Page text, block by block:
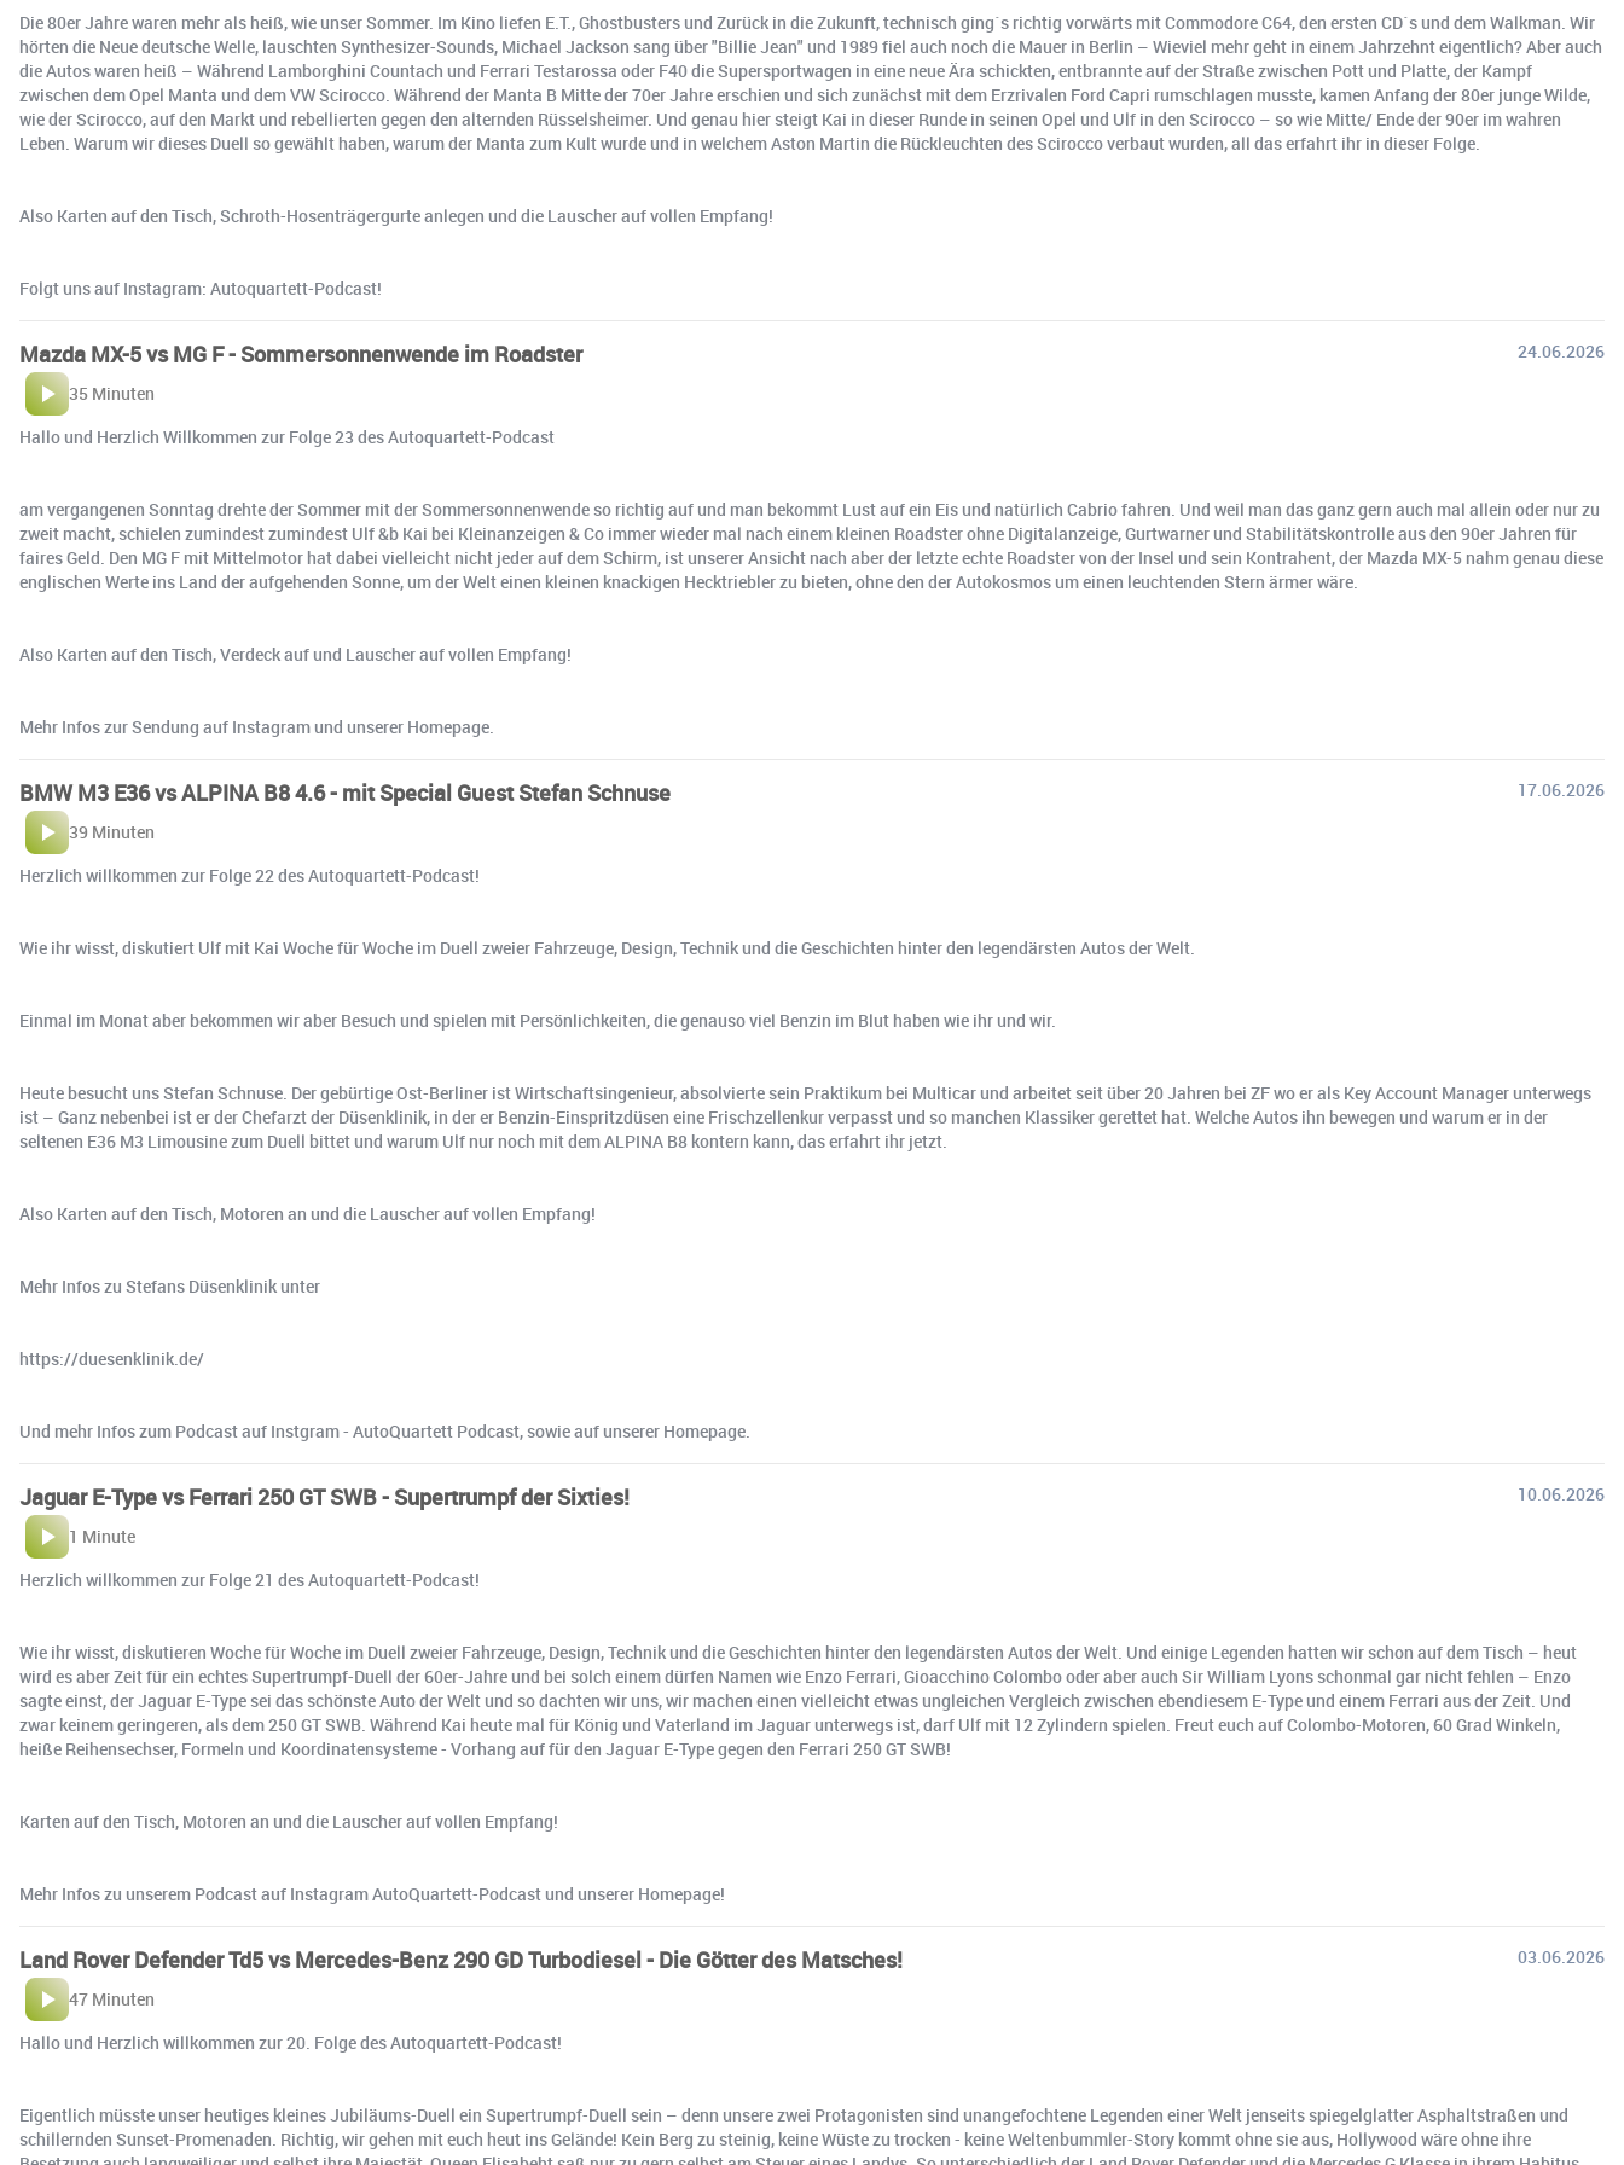
Die 80er Jahre waren mehr als heiß, wie unser Sommer. Im Kino liefen E.T., Ghostbusters und Zurück in die Zukunft, technisch ging´s richtig vorwärts mit Commodore C64, den ersten CD´s und dem Walkman. Wir
hörten die Neue deutsche Welle, lauschten Synthesizer-Sounds, Michael Jackson sang über "Billie Jean" und 1989 fiel auch noch die Mauer in Berlin – Wieviel mehr geht in einem Jahrzehnt eigentlich? Aber auch
die Autos waren heiß – Während Lamborghini Countach und Ferrari Testarossa oder F40 die Supersportwagen in eine neue Ära schickten, entbrannte auf der Straße zwischen Pott und Platte, der Kampf
zwischen dem Opel Manta und dem VW Scirocco. Während der Manta B Mitte der 70er Jahre erschien und sich zunächst mit dem Erzrivalen Ford Capri rumschlagen musste, kamen Anfang der 80er junge Wilde,
wie der Scirocco, auf den Markt und rebellierten gegen den alternden Rüsselsheimer. Und genau hier steigt Kai in dieser Runde in seinen Opel und Ulf in den Scirocco – so wie Mitte/ Ende der 90er im wahren
Leben. Warum wir dieses Duell so gewählt haben, warum der Manta zum Kult wurde und in welchem Aston Martin die Rückleuchten des Scirocco verbaut wurden, all das erfahrt ihr in dieser Folge.
Also Karten auf den Tisch, Schroth-Hosenträgergurte anlegen und die Lauscher auf vollen Empfang!
Folgt uns auf Instagram: Autoquartett-Podcast!
Mazda MX-5 vs MG F - Sommersonnenwende im Roadster
24.06.2026
35 Minuten
Hallo und Herzlich Willkommen zur Folge 23 des Autoquartett-Podcast
am vergangenen Sonntag drehte der Sommer mit der Sommersonnenwende so richtig auf und man bekommt Lust auf ein Eis und natürlich Cabrio fahren. Und weil man das ganz gern auch mal allein oder nur zu
zweit macht, schielen zumindest zumindest Ulf &b Kai bei Kleinanzeigen & Co immer wieder mal nach einem kleinen Roadster ohne Digitalanzeige, Gurtwarner und Stabilitätskontrolle aus den 90er Jahren für
faires Geld. Den MG F mit Mittelmotor hat dabei vielleicht nicht jeder auf dem Schirm, ist unserer Ansicht nach aber der letzte echte Roadster von der Insel und sein Kontrahent, der Mazda MX-5 nahm genau diese
englischen Werte ins Land der aufgehenden Sonne, um der Welt einen kleinen knackigen Hecktriebler zu bieten, ohne den der Autokosmos um einen leuchtenden Stern ärmer wäre.
Also Karten auf den Tisch, Verdeck auf und Lauscher auf vollen Empfang!
Mehr Infos zur Sendung auf Instagram und unserer Homepage.
BMW M3 E36 vs ALPINA B8 4.6 - mit Special Guest Stefan Schnuse
17.06.2026
39 Minuten
Herzlich willkommen zur Folge 22 des Autoquartett-Podcast!
Wie ihr wisst, diskutiert Ulf mit Kai Woche für Woche im Duell zweier Fahrzeuge, Design, Technik und die Geschichten hinter den legendärsten Autos der Welt.
Einmal im Monat aber bekommen wir aber Besuch und spielen mit Persönlichkeiten, die genauso viel Benzin im Blut haben wie ihr und wir.
Heute besucht uns Stefan Schnuse. Der gebürtige Ost-Berliner ist Wirtschaftsingenieur, absolvierte sein Praktikum bei Multicar und arbeitet seit über 20 Jahren bei ZF wo er als Key Account Manager unterwegs
ist – Ganz nebenbei ist er der Chefarzt der Düsenklinik, in der er Benzin-Einspritzdüsen eine Frischzellenkur verpasst und so manchen Klassiker gerettet hat. Welche Autos ihn bewegen und warum er in der
seltenen E36 M3 Limousine zum Duell bittet und warum Ulf nur noch mit dem ALPINA B8 kontern kann, das erfahrt ihr jetzt.
Also Karten auf den Tisch, Motoren an und die Lauscher auf vollen Empfang!
Mehr Infos zu Stefans Düsenklinik unter
https://duesenklinik.de/
Und mehr Infos zum Podcast auf Instgram - AutoQuartett Podcast, sowie auf unserer Homepage.
Jaguar E-Type vs Ferrari 250 GT SWB - Supertrumpf der Sixties!
10.06.2026
1 Minute
Herzlich willkommen zur Folge 21 des Autoquartett-Podcast!
Wie ihr wisst, diskutieren Woche für Woche im Duell zweier Fahrzeuge, Design, Technik und die Geschichten hinter den legendärsten Autos der Welt. Und einige Legenden hatten wir schon auf dem Tisch – heut
wird es aber Zeit für ein echtes Supertrumpf-Duell der 60er-Jahre und bei solch einem dürfen Namen wie Enzo Ferrari, Gioacchino Colombo oder aber auch Sir William Lyons schonmal gar nicht fehlen – Enzo
sagte einst, der Jaguar E-Type sei das schönste Auto der Welt und so dachten wir uns, wir machen einen vielleicht etwas ungleichen Vergleich zwischen ebendiesem E-Type und einem Ferrari aus der Zeit. Und
zwar keinem geringeren, als dem 250 GT SWB. Während Kai heute mal für König und Vaterland im Jaguar unterwegs ist, darf Ulf mit 12 Zylindern spielen. Freut euch auf Colombo-Motoren, 60 Grad Winkeln,
heiße Reihensechser, Formeln und Koordinatensysteme - Vorhang auf für den Jaguar E-Type gegen den Ferrari 250 GT SWB!
Karten auf den Tisch, Motoren an und die Lauscher auf vollen Empfang!
Mehr Infos zu unserem Podcast auf Instagram AutoQuartett-Podcast und unserer Homepage!
Land Rover Defender Td5 vs Mercedes-Benz 290 GD Turbodiesel - Die Götter des Matsches!
03.06.2026
47 Minuten
Hallo und Herzlich willkommen zur 20. Folge des Autoquartett-Podcast!
Eigentlich müsste unser heutiges kleines Jubiläums-Duell ein Supertrumpf-Duell sein – denn unsere zwei Protagonisten sind unangefochtene Legenden einer Welt jenseits spiegelglatter Asphaltstraßen und
schillernden Sunset-Promenaden. Richtig, wir gehen mit euch heut ins Gelände! Kein Berg zu steinig, keine Wüste zu trocken - keine Weltenbummler-Story kommt ohne sie aus, Hollywood wäre ohne ihre